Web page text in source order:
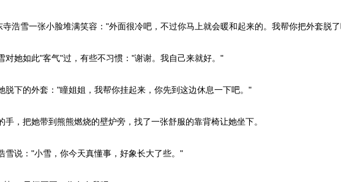
浩雪一张小脸堆满笑容："外面很冷吧，不过你马上就会暖和起来的。我帮你把外套脱
她如此"客气"过，有些不习惯："谢谢。我自己来就好。"
下的外套："瞳姐姐，我帮你挂起来，你先到这边休息一下吧。"
，把她带到熊熊燃烧的壁炉旁，找了一张舒服的靠背椅让她坐下。
说："小雪，你今天真懂事，好象长大了些。"